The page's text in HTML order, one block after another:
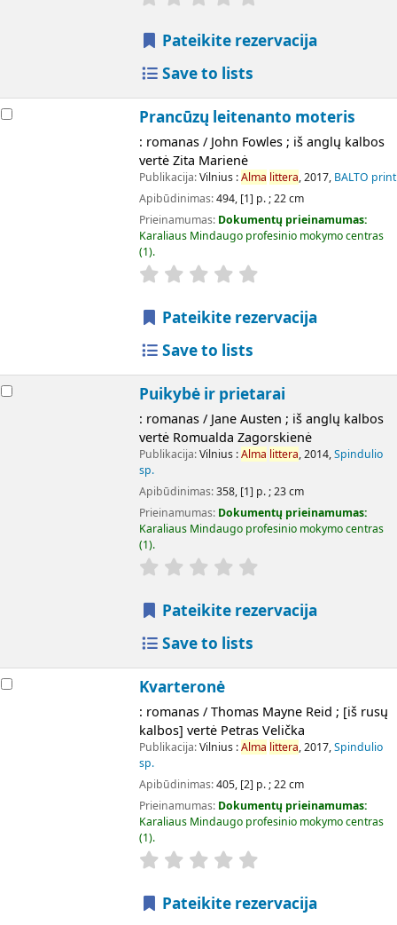
Pateikite rezervacija
Save to lists
Prancūzų leitenanto moteris
: romanas / John Fowles ; iš anglų kalbos
vertė Zita Marienė
Publikacija:Vilnius :Alma littera, 2017, BALTO print
Apibūdinimas:494, [1] p. ; 22 cm
Prieinamumas: Dokumentų prieinamumas:
Karaliaus Mindaugo profesinio mokymo centras
(1).
Pateikite rezervacija
Save to lists
Puikybė ir prietarai
: romanas / Jane Austen ; iš anglų kalbos
vertė Romualda Zagorskienė
Publikacija:Vilnius :Alma littera, 2014,Spindulio
sp.
Apibūdinimas:358, [1] p. ; 23 cm
Prieinamumas: Dokumentų prieinamumas:
Karaliaus Mindaugo profesinio mokymo centras
(1).
Pateikite rezervacija
Save to lists
Kvarteronė
: romanas / Thomas Mayne Reid ; [iš rusų
kalbos] vertė Petras Velička
Publikacija:Vilnius :Alma littera, 2017,Spindulio
sp.
Apibūdinimas:405, [2] p. ; 22 cm
Prieinamumas: Dokumentų prieinamumas:
Karaliaus Mindaugo profesinio mokymo centras
(1).
Pateikite rezervacija